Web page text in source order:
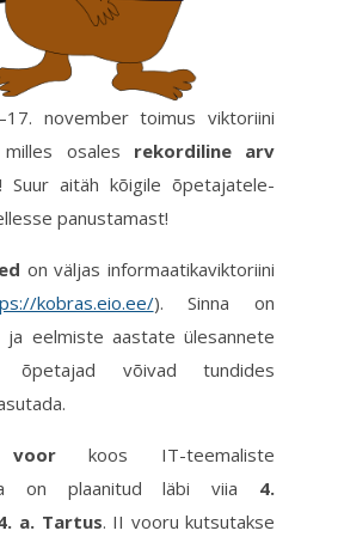
november toimus viktoriini
osales rekordiline arv
Suur aitäh kõigile õpetajatele-
panustamast!
on väljas informaatikaviktoriini
kobras.eio.ee/). Sinna on
ja eelmiste aastate ülesannete
õpetajad võivad tundides
koos IT-teemaliste
on plaanitud läbi viia 4.
a. Tartus. II vooru kutsutakse